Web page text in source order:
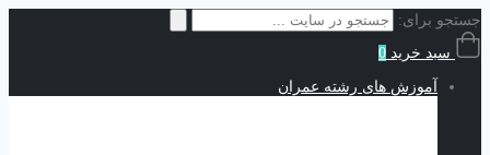
جستجو برای:
سبد خرید 0
آموزش های رشته عمران